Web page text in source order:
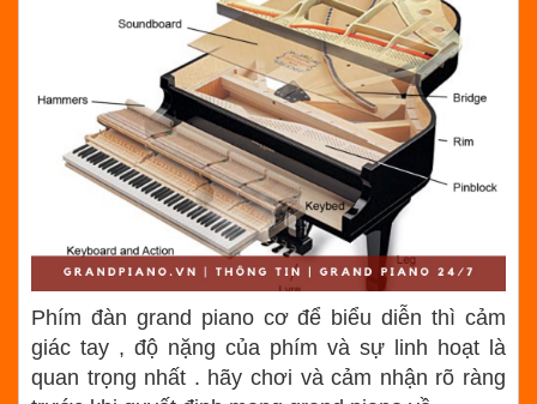
Phím đàn grand piano cơ để biểu diễn thì cảm
giác tay , độ nặng của phím và sự linh hoạt là
quan trọng nhất . hãy chơi và cảm nhận rõ ràng